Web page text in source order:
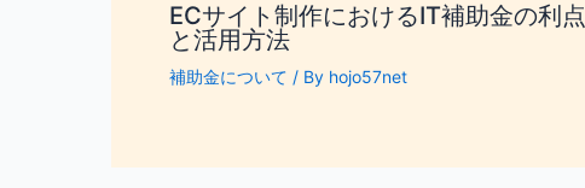
ECサイト制作におけるIT補助金の利点
と活用方法
補助金について / By hojo57net